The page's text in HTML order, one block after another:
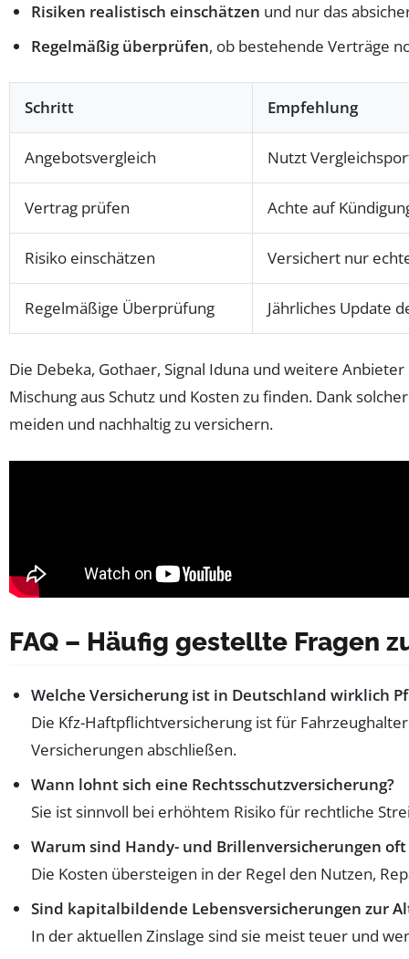
Risiken realistisch einschätzen und nur das
Regelmäßig überprüfen, ob bestehende Verträge
Schritt Empfehlung
Angebotsvergleich Nutzt
Vertrag prüfen Achte auf
Risiko einschätzen Versichert nur
Regelmäßige Überprüfung Jährliches Update
Die Debeka, Gothaer, Signal Iduna und weitere
Mischung aus Schutz und Kosten zu finden. Dank
meiden und nachhaltig zu versichern.
FAQ – Häufig gestellte Fragen
Welche Versicherung ist in Deutschland wirklich
Die Kfz-Haftpflichtversicherung ist für
Versicherungen abschließen.
Wann lohnt sich eine Rechtsschutzversicherung?
Sie ist sinnvoll bei erhöhtem Risiko für rechtliche
Warum sind Handy- und Brillenversicherungen
Die Kosten übersteigen in der Regel den Nutzen,
Sind kapitalbildende Lebensversicherungen zur
In der aktuellen Zinslage sind sie meist teuer und